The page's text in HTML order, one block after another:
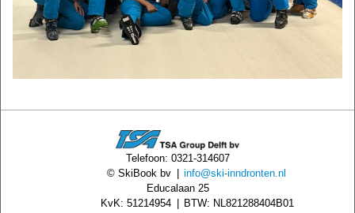
Telefoon: 0321-314607
© SkiBook bv
info@ski-inndronten.nl
Educalaan 25
KvK: 51214954
BTW: NL821288404B01